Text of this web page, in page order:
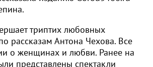
триптих любовных
рассказам Антона Чехова. Все
о женщинах и любви. Ранее на
представлены спектакли